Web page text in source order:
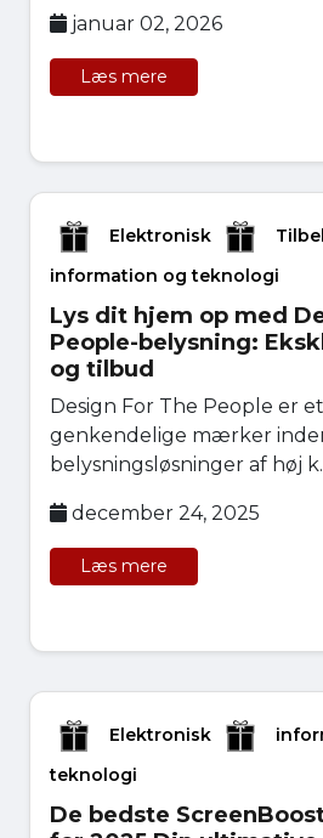
januar 02, 2026
Læs mere
Elektronisk
information og teknologi
Lys dit hjem op med
People-belysning:
og tilbud
Design For The People er
genkendelige mærker
belysningsløsninger af høj
december 24, 2025
Læs mere
Elektronisk
teknologi
De bedste